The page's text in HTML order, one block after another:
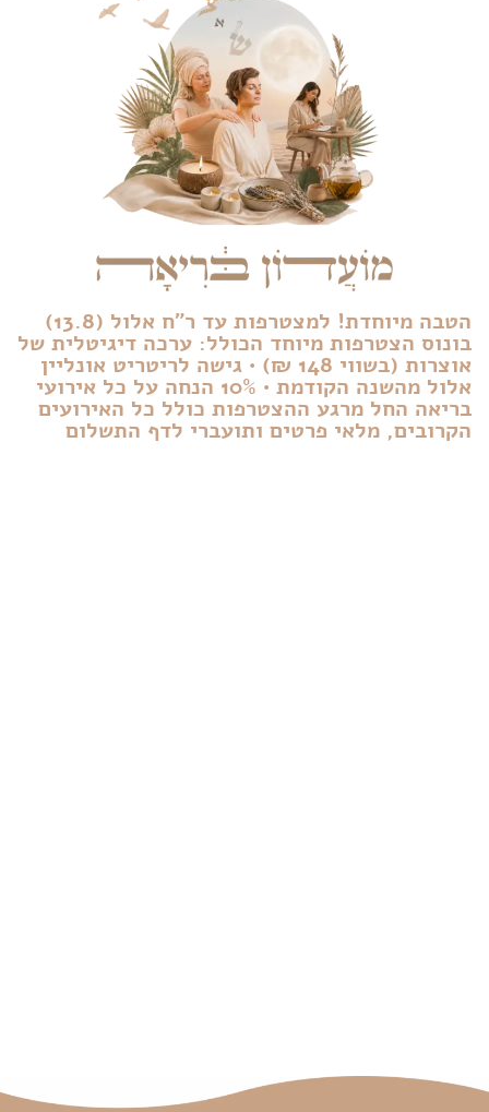
הטבה מיוחדת! למצטרפות עד ר"ח אלול (13.8)
בונוס הצטרפות מיוחד הכולל: ערכה דיגיטלית של
אוצרות (בשווי 148 ₪) • גישה לריטריט אונליין
אלול מהשנה הקודמת • 10% הנחה על כל אירועי
בריאה החל מרגע ההצטרפות כולל כל האירועים
הקרובים, מלאי פרטים ותועברי לדף התשלום